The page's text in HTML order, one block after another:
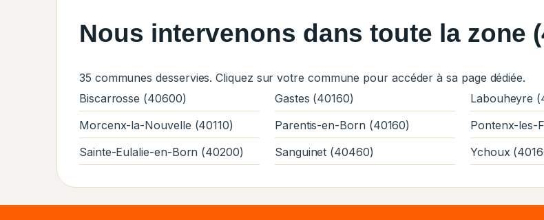
Nous intervenons dans toute la zone
35 communes desservies. Cliquez sur votre commune pour accéder à sa page dédiée.
Biscarrosse (40600)
Gastes (40160) Labouheyre
Morcenx-la-Nouvelle (40110)
Parentis-en-Born (40160) Pontenx-les-
Sainte-Eulalie-en-Born (40200)
Sanguinet (40460) Ychoux